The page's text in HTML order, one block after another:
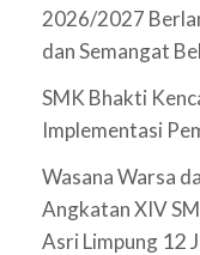
2026/2027
dan Semangat
SMK Bhakti
Implementasi
Wasana Warsa
Angkatan XIV
Asri Limpung 12